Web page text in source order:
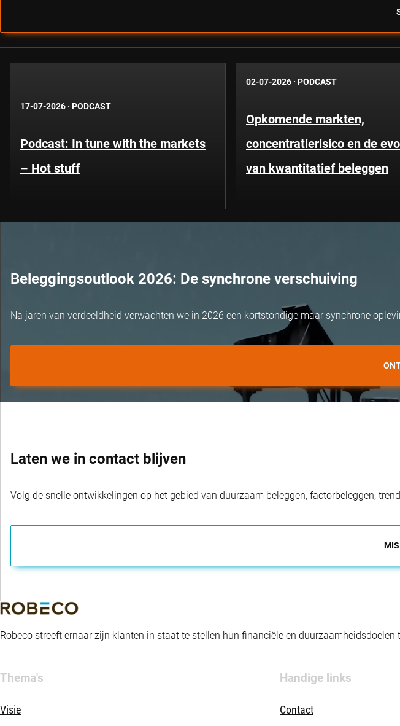
17-07-2026 · PODCAST
Podcast: In tune with the markets
– Hot stuff
02-07-2026 · PODCAST
Opkomende markten,
concentratierisico en de
van kwantitatief beleggen
Beleggingsoutlook 2026: De synchrone verschuiving
Na jaren van verdeeldheid verwachten we in 2026 een kortstondige maar synchrone
Laten we in contact blijven
Volg de snelle ontwikkelingen op het gebied van duurzaam beleggen, factorbeleggen,
Robeco streeft ernaar zijn klanten in staat te stellen hun financiële en
Thema's
Visie
Handige links
Contact